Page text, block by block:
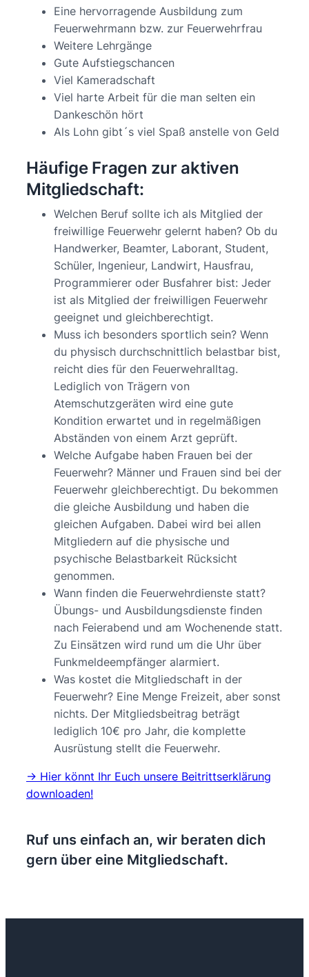
Eine hervorragende Ausbildung zum
Feuerwehrmann bzw. zur Feuerwehrfrau
Weitere Lehrgänge
Gute Aufstiegschancen
Viel Kameradschaft
Viel harte Arbeit für die man selten ein
Dankeschön hört
Als Lohn gibt´s viel Spaß anstelle von Geld
Häufige Fragen zur aktiven
Mitgliedschaft:
Welchen Beruf sollte ich als Mitglied der
freiwillige Feuerwehr gelernt haben? Ob du
Handwerker, Beamter, Laborant, Student,
Schüler, Ingenieur, Landwirt, Hausfrau,
Programmierer oder Busfahrer bist: Jeder
ist als Mitglied der freiwilligen Feuerwehr
geeignet und gleichberechtigt.
Muss ich besonders sportlich sein? Wenn
du physisch durchschnittlich belastbar bist,
reicht dies für den Feuerwehralltag.
Lediglich von Trägern von
Atemschutzgeräten wird eine gute
Kondition erwartet und in regelmäßigen
Abständen von einem Arzt geprüft.
Welche Aufgabe haben Frauen bei der
Feuerwehr? Männer und Frauen sind bei der
Feuerwehr gleichberechtigt. Du bekommen
die gleiche Ausbildung und haben die
gleichen Aufgaben. Dabei wird bei allen
Mitgliedern auf die physische und
psychische Belastbarkeit Rücksicht
genommen.
Wann finden die Feuerwehrdienste statt?
Übungs- und Ausbildungsdienste finden
nach Feierabend und am Wochenende statt.
Zu Einsätzen wird rund um die Uhr über
Funkmeldeempfänger alarmiert.
Was kostet die Mitgliedschaft in der
Feuerwehr? Eine Menge Freizeit, aber sonst
nichts. Der Mitgliedsbeitrag beträgt
lediglich 10€ pro Jahr, die komplette
Ausrüstung stellt die Feuerwehr.
-> Hier könnt Ihr Euch unsere Beitrittserklärung
downloaden!
Ruf uns einfach an, wir beraten dich
gern über eine Mitgliedschaft.